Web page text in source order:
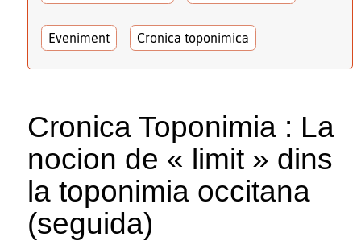
Eveniment Cronica toponimica
Cronica Toponimia : La
nocion de « limit » dins
la toponimia occitana
(seguida)